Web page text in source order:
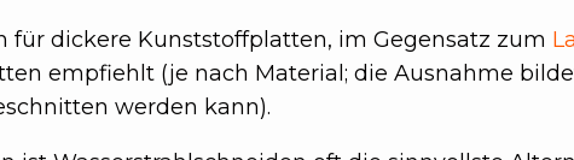
für dickere Kunststoffplatten, im Gegensatz zum
empfiehlt (je nach Material; die Ausnahme
werden kann).